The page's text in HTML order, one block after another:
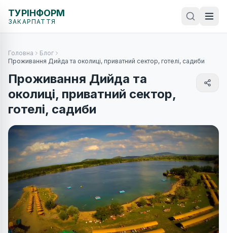
ТУРІНФОРМ
ЗАКАРПАТТЯ
Головна
Блог
Проживання Дийда та околиці, приватний сектор, готелі, садиби
Проживання Дийда та
околиці, приватний сектор,
готелі, садиби